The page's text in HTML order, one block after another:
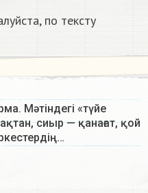
по тексту​
Мәтіндегі «түйе
сиыр — қанағат, қой